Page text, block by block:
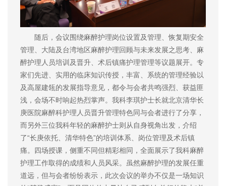
随后，会议围绕麻醉护理岗位设置及管理、恢复期安全
管理、大陆及台湾地区麻醉护理回顾与未来发展之思考、麻
醉护理人员培训及晋升、术后镇痛护理管理等议题展开。专
家们先进、实用的临床知识传授，丰富、系统的管理经验以
及高屋建瓴的发展指导意见，都令与会者共鸣强烈、获益匪
浅，会场不时响起热烈掌声。我科李琪护士长就北京清华长
庚医院麻醉科护理人员晋升管理特色同与会者进行了分享，
而另外三位我科年轻的麻醉护士则从自身视角出发，介绍
了“长庚依托、清华特色”的培训体系、岗位管理及术后镇
痛。四场授课，侧重不同但精彩相同，全面展示了我科麻醉
护理工作取得的成绩和人员风采。虽然麻醉护理的发展任重
道远，但与会者纷纷表示，此次会议的举办不仅是一场知识